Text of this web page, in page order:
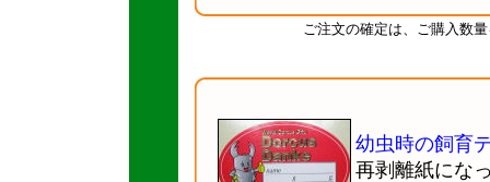
ご注文の確定は、ご購入数
幼虫時の飼育
再剥離紙にな